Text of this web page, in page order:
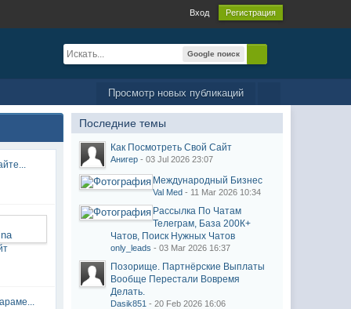
Вход Регистрация
Google поиск
Просмотр новых публикаций
Последние темы
Как Посмотреть Свой Сайт
Анигер- 03 Jul 2026 23:07
Международный Бизнес
Val Med- 11 Mar 2026 10:34
Рассылка По Чатам
Телеграм, База 200К+
Чатов, Поиск Нужных Чатов
only_leads - 03 Mar 2026 16:37
Позорище. Партнёрские Выплаты
Вообще Перестали Вовремя
Делать.
Dasik851 - 20 Feb 2026 16:06